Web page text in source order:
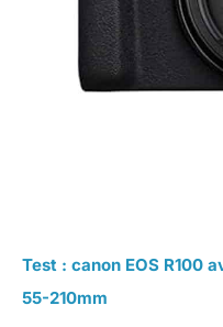
Test : canon EOS R100
55-210mm